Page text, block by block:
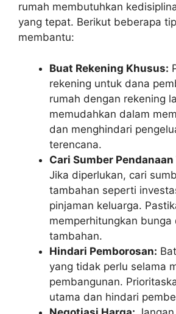
rumah membutuhkan
yang tepat. Berikut beberapa
membantu:
Buat Rekening Khusus:
rekening untuk dana
rumah dengan rekening
memudahkan dalam
dan menghindari
terencana.
Cari Sumber
Jika diperlukan, cari
tambahan seperti
pinjaman keluarga.
memperhitungkan bunga
tambahan.
Hindari Pemborosan:
yang tidak perlu selama
pembangunan.
utama dan hindari